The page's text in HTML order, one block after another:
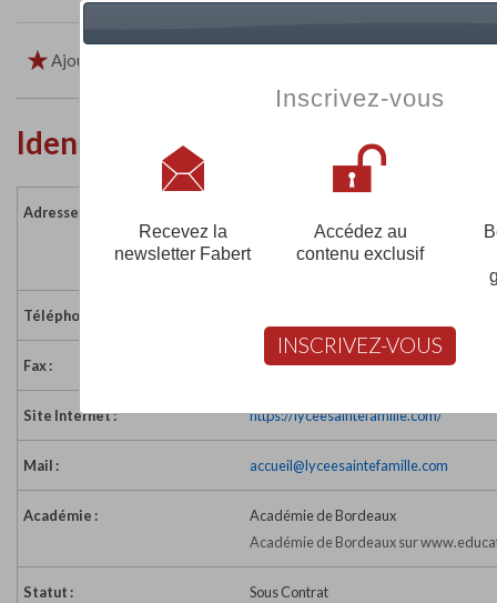
Ajouter aux favoris
Identité de l'établissement
Adresse :
33023 BORDEAUX CEDEX
France
Téléphone :
Fax : 05 56 99 39 26
Site Internet : https://lyceesaintefamille.com/
Mail : accueil@lyceesaintefamille.com
Académie :
Académie de Bordeaux
Académie de Bordeaux sur
Statut : Sous Contrat
Inscrivez-vous
Recevez la
newsletter Fabert
Accédez au
contenu exclusif
INSCRIVEZ-VOUS